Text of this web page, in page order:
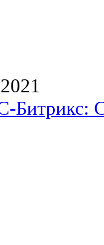
Битрикс: